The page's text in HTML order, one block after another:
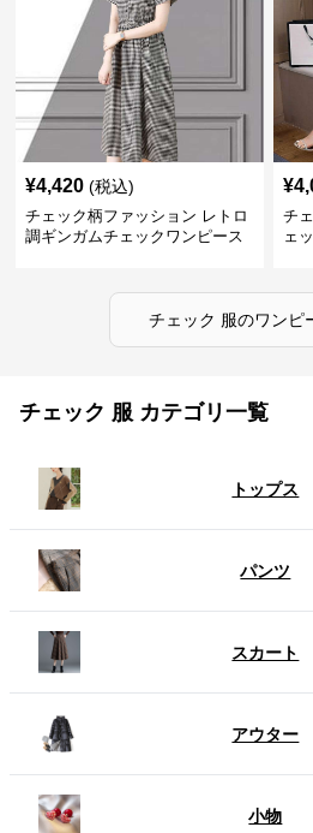
¥4,420 (税込)
チェック柄ファッション レトロ
調ギンガムチェックワンピース
¥
チ
ェ
チェック 服のワンピ
チェック 服 カテゴリ一覧
トップス
パンツ
スカート
アウター
小物